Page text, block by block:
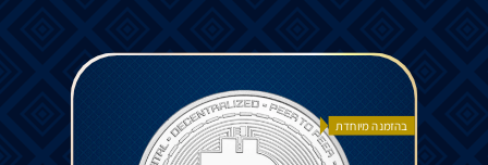
בהזמנה מיוחדת